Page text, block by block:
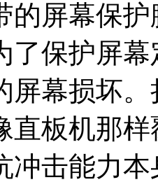
的屏幕保
了保护屏
屏幕损坏
直板机那
冲击能力